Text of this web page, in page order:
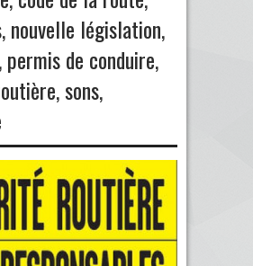
,nouvelle législation,
,permis de conduire,
,sons,